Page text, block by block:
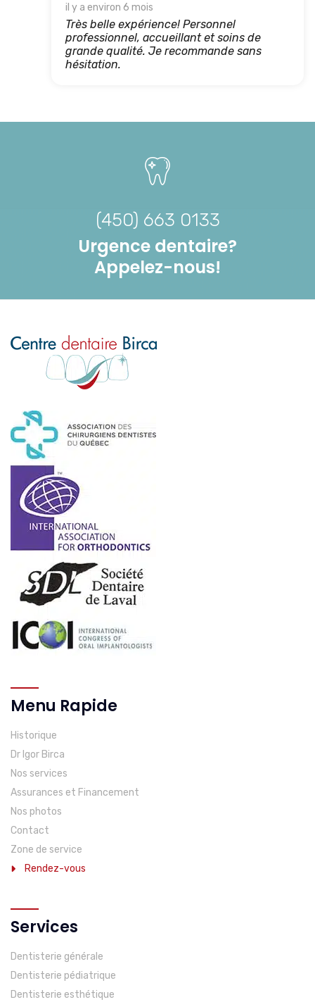
il y a environ 6 mois
Très belle expérience! Personnel
professionnel, accueillant et soins de
grande qualité. Je recommande sans
hésitation.
(450) 663 0133
Urgence dentaire?
Appelez-nous!
Menu Rapide
Historique
Dr Igor Birca
Nos services
Assurances et Financement
Nos photos
Contact
Zone de service
Rendez-vous
Services
Dentisterie générale
Dentisterie pédiatrique
Dentisterie esthétique